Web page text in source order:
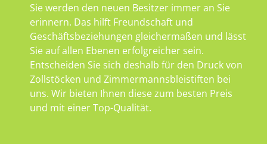
Sie werden den neuen Besitzer immer an Sie
erinnern. Das hilft Freundschaft und
Geschäftsbeziehungen gleichermaßen und lässt
Sie auf allen Ebenen erfolgreicher sein.
Entscheiden Sie sich deshalb für den Druck von
Zollstöcken und Zimmermannsbleistiften bei
uns. Wir bieten Ihnen diese zum besten Preis
und mit einer Top-Qualität.